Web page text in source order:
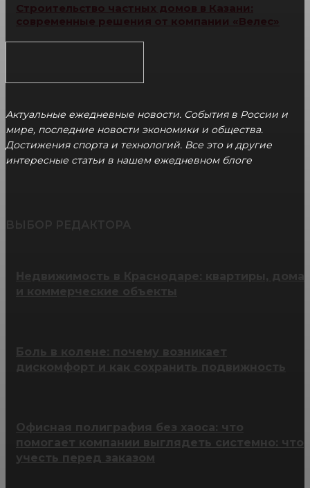
Строительство частных домов в Казани:
современные решения от компании «Велес»
Актуальные ежедневные новости. События в России и
мире, последние новости экономики и общества.
Достижения спорта и технологий. Все это и другие
интересные статьи в нашем ежедневном блоге
Боль в колене: почему возникает
дискомфорт и как сохранить подвижность
Офисная полиграфия без хаоса: что
помогает компании выглядеть системно: что
учесть перед заказом